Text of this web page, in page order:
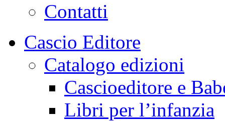
Contatti
Cascio Editore
Catalogo edizioni
Cascioeditore e
Libri per l’infanzia